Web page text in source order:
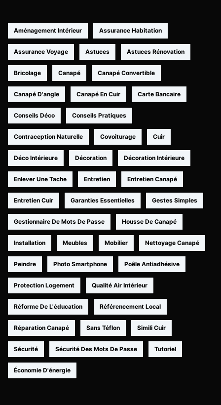
Aménagement Intérieur Assurance Habitation
Assurance Voyage Astuces Astuces Rénovation
Bricolage Canapé Canapé Convertible
Canapé D'angle Canapé En Cuir Carte Bancaire
Conseils Déco Conseils Pratiques
Contraception Naturelle Covoiturage Cuir
Déco Intérieure Décoration Décoration Intérieure
Enlever Une Tache Entretien Entretien Canapé
Entretien Cuir Garanties Essentielles Gestes Simples
Gestionnaire De Mots De Passe Housse De Canapé
Installation Meubles Mobilier Nettoyage Canapé
Peindre Photo Smartphone Poêle Antiadhésive
Protection Logement Qualité Air Intérieur
Réforme De L'éducation Référencement Local
Réparation Canapé Sans Téflon Simili Cuir
Sécurité Sécurité Des Mots De Passe Tutoriel
Économie D'énergie